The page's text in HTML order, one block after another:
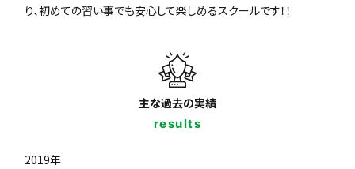
り、初めての習い事でも安心して楽しめるスクールです！！
主な過去の実績
results
2019年